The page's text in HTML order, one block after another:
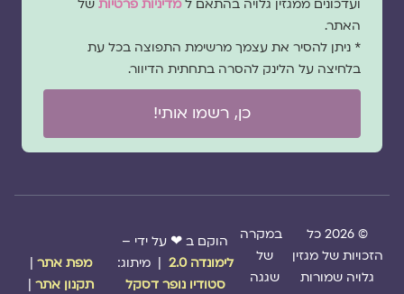
ועדכונים ממגזין גלויה בהתאם ל מדיניות פרטיותשל
האתר.
* ניתן להסיר את עצמך מרשימת התפוצה בכל עת
בלחיצה על הלינק להסרה בתחתית הדיוור.
כן, רשמו אותי!
© 2026 כל
הזכויות של מגזין
גלויה שמורות
במקרה
של
שגגה
הוקם ב ❤ על ידי –
לימונדה 2.0
| מיתוג:
סטודיו נופר דסקל
מפת אתר|
תקנון אתר|